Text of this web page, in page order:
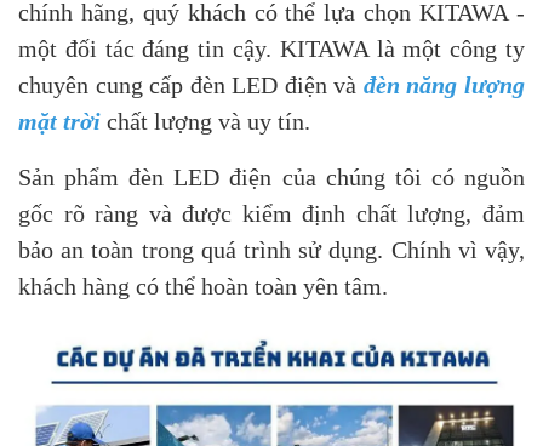
chính hãng, quý khách có thể lựa chọn KITAWA -
một đối tác đáng tin cậy. KITAWA là một công ty
chuyên cung cấp đèn LED điện và đèn năng lượng
mặt trời chất lượng và uy tín.
Sản phẩm đèn LED điện của chúng tôi có nguồn
gốc rõ ràng và được kiểm định chất lượng, đảm
bảo an toàn trong quá trình sử dụng. Chính vì vậy,
khách hàng có thể hoàn toàn yên tâm.